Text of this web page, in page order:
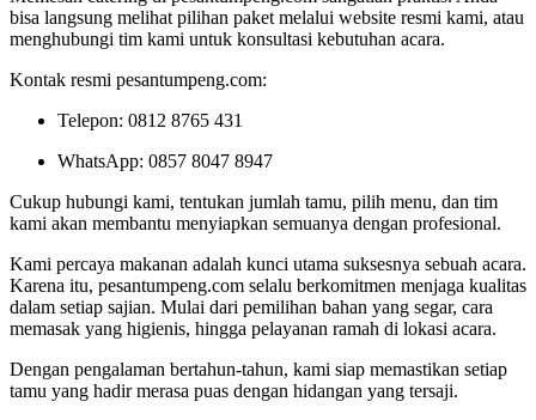
bisa langsung melihat pilihan paket melalui website resmi kami, atau
menghubungi tim kami untuk konsultasi kebutuhan acara.
Kontak resmi pesantumpeng.com:
Telepon: 0812 8765 431
WhatsApp: 0857 8047 8947
Cukup hubungi kami, tentukan jumlah tamu, pilih menu, dan tim
kami akan membantu menyiapkan semuanya dengan profesional.
Kami percaya makanan adalah kunci utama suksesnya sebuah acara.
Karena itu, pesantumpeng.com selalu berkomitmen menjaga kualitas
dalam setiap sajian. Mulai dari pemilihan bahan yang segar, cara
memasak yang higienis, hingga pelayanan ramah di lokasi acara.
Dengan pengalaman bertahun-tahun, kami siap memastikan setiap
tamu yang hadir merasa puas dengan hidangan yang tersaji.